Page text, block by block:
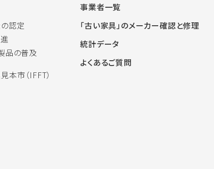
認定
品の普及
本市（IFFT）
事業者一覧
「古い家具」のメーカー確認と修理
統計データ
よくあるご質問